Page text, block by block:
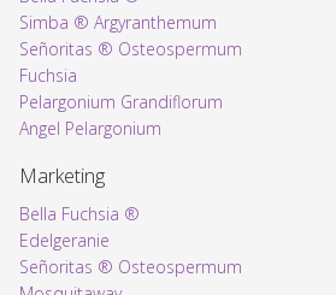
Simba ® Argyranthemum
Señoritas ® Osteospermum
Fuchsia
Pelargonium Grandiflorum
Angel Pelargonium
Marketing
Bella Fuchsia ®
Edelgeranie
Señoritas ® Osteospermum